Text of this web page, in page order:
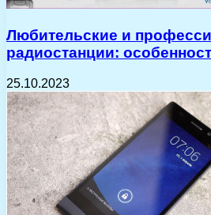
Любительские и
радиостанции:
25.10.2023